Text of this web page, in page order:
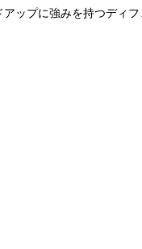
ップに強みを持つディフ